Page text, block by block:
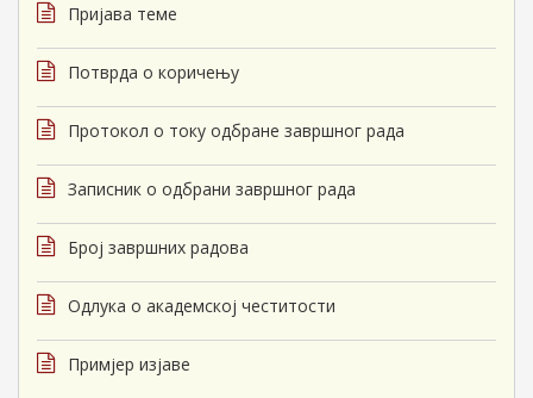
Пријава теме
Потврда о коричењу
Протокол о току одбране завршног рада
Записник о одбрани завршног рада
Број завршних радова
Одлука о академској честитости
Примјер изјаве